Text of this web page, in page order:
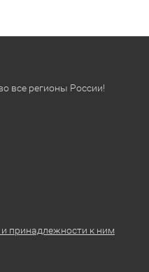
все регионы России!
принадлежности к ним